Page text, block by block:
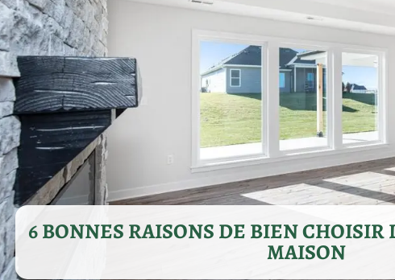
6 BONNES RAISONS DE BIEN CHOISIR
MAISON